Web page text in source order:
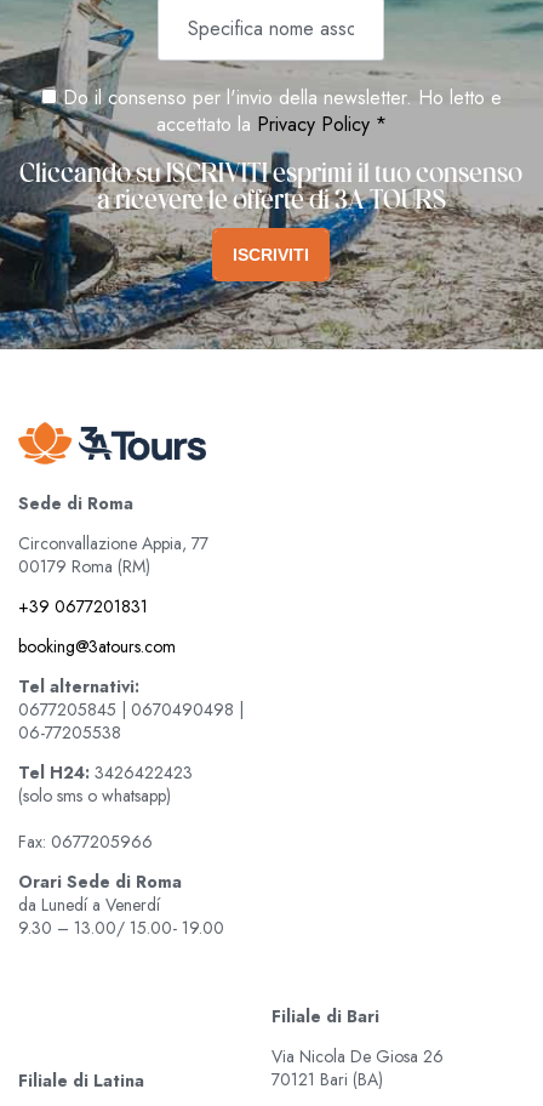
Do il consenso per l'invio della newsletter. Ho letto e
accettato la Privacy Policy *
Cliccando su ISCRIVITI esprimi il tuo consenso
a ricevere le offerte di 3A TOURS
ISCRIVITI
Sede di Roma
Circonvallazione Appia, 77
00179 Roma (RM)
+39 0677201831
booking@3atours.com
Tel alternativi:
0677205845 | 0670490498 |
06-77205538
Tel H24: 3426422423
(solo sms o whatsapp)
Fax: 0677205966
Orari Sede di Roma
da Lunedí a Venerdí
9.30 – 13.00/ 15.00- 19.00
Filiale di Latina
Filiale di Bari
Via Nicola De Giosa 26
70121 Bari (BA)